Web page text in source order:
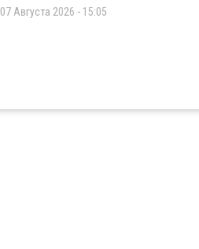
07 Августа 2026 - 15:05